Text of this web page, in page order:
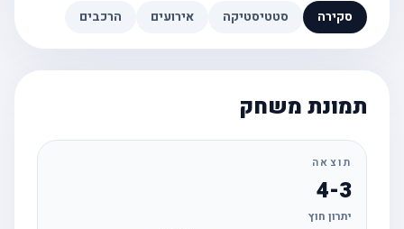
סקירה סטטיסטיקה אירועים הרכבים
תמונת משחק
תוצאה
4-3
יתרון חוץ